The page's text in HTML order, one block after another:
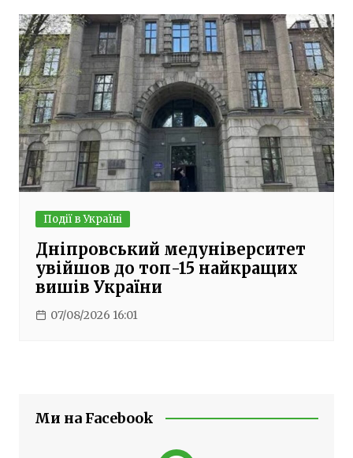
Події в Україні
Дніпровський медуніверситет
увійшов до топ-15 найкращих
вишів України
07/08/2026 16:01
Ми на Facebook